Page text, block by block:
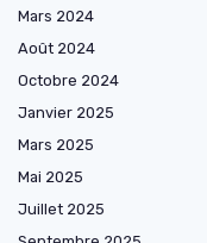
Mars 2024
Août 2024
Octobre 2024
Janvier 2025
Mars 2025
Mai 2025
Juillet 2025